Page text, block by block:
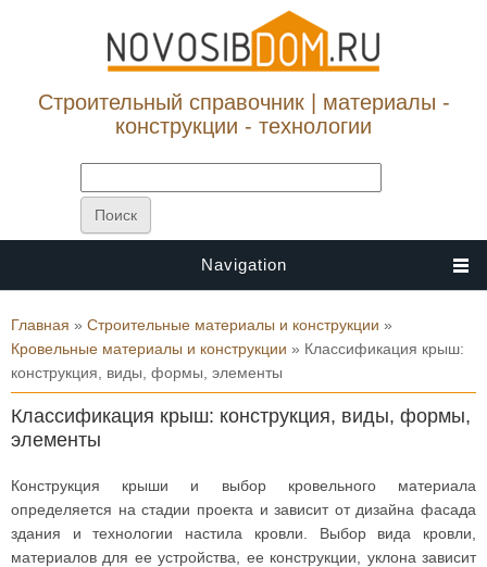
Строительный справочник | материалы -
конструкции - технологии
Navigation
Вы здесь
Главная » Строительные материалы и конструкции »
Кровельные материалы и конструкции » Классификация крыш:
конструкция, виды, формы, элементы
Классификация крыш: конструкция, виды, формы,
элементы
Конструкция крыши и выбор кровельного материала
определяется на стадии проекта и зависит от дизайна фасада
здания и технологии настила кровли. Выбор вида кровли,
материалов для ее устройства, ее конструкции, уклона зависит